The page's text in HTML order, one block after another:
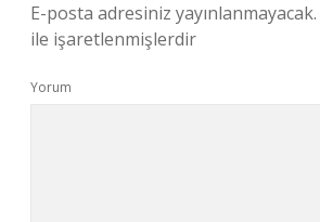
E-posta adresiniz yayınlanmayacak.
ile işaretlenmişlerdir
Yorum